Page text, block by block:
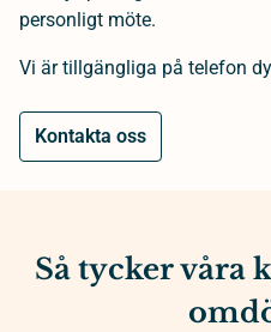
personligt möte.
Vi är tillgängliga på telefon
Kontakta oss
Så tycker våra